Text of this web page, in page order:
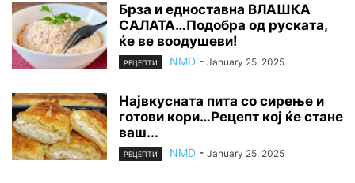
Брза и едноставна ВЛАШКА
САЛАТА…Подобра од руската,
ќе ве воодушеви!
РЕЦЕПТИ NMD - January 25, 2025
Највкусната пита со сирење и
готови кори…Рецепт кој ќе стане
ваш...
РЕЦЕПТИ NMD - January 25, 2025